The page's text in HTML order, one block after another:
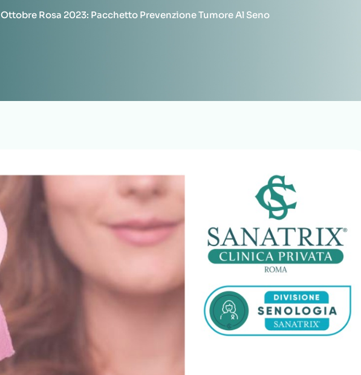
Ottobre Rosa 2023: Pacchetto Prevenzione Tumore Al Seno